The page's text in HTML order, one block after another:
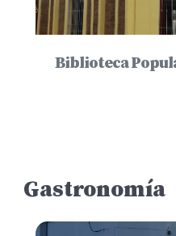
Biblioteca
Gastronomía